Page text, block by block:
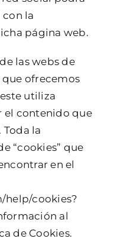
la
página web.
las webs de
ofrecemos
utiliza
el contenido que
Toda la
“cookies” que
en el
help/cookies?
al
de Cookies.